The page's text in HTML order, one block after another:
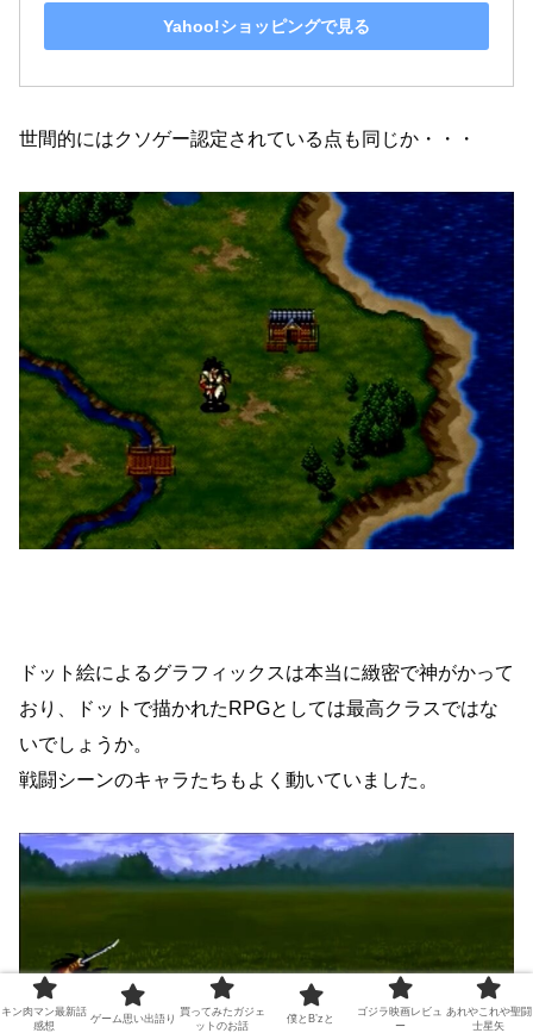
Yahoo!ショッピングで見る
世間的にはクソゲー認定されている点も同じか・・・
ドット絵によるグラフィックスは本当に緻密で神がかって
おり、ドットで描かれたRPGとしては最高クラスではな
いでしょうか。
戦闘シーンのキャラたちもよく動いていました。
キン肉マン最新話
感想
ゲーム思い出語り
買ってみたガジェ
ットのお話
僕とB’zと
ゴジラ映画レビュ
ー
あれやこれや聖闘
士星矢